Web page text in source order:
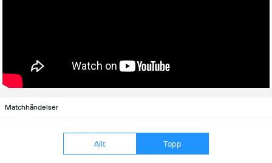
Matchhändelser
Allt Topp